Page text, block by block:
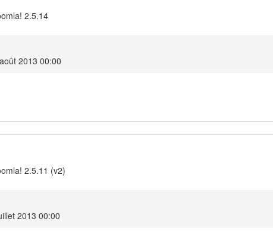
2.5.14
2013 00:00
2.5.11 (v2)
2013 00:00